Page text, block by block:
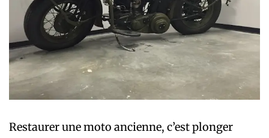
Restaurer une moto ancienne, c’est plonger